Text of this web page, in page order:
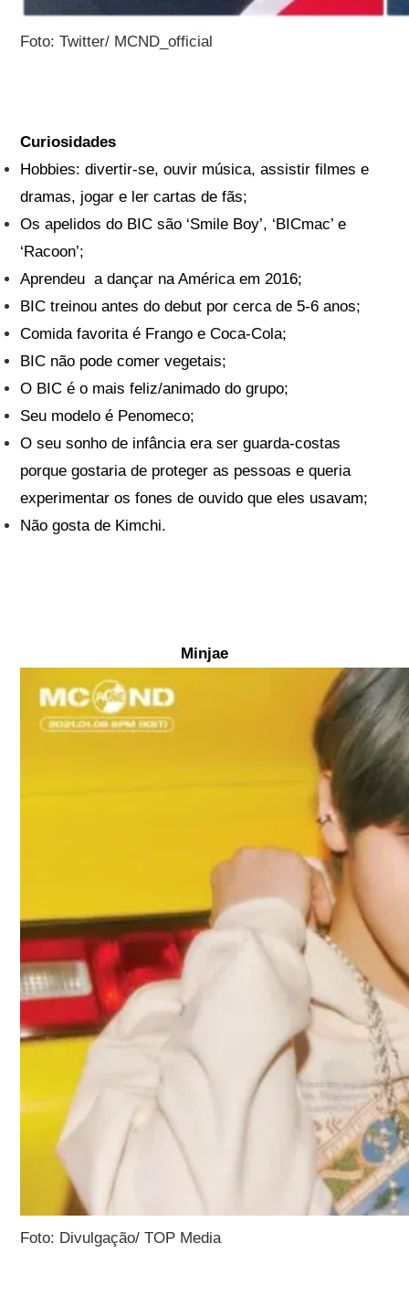
Foto: Twitter/ MCND_official
Curiosidades
Hobbies: divertir-se, ouvir música, assistir filmes e
dramas, jogar e ler cartas de fãs;
Os apelidos do BIC são ‘Smile Boy’, ‘BICmac’ e
‘Racoon’;
Aprendeu a dançar na América em 2016;
BIC treinou antes do debut por cerca de 5-6 anos;
Comida favorita é Frango e Coca-Cola;
BIC não pode comer vegetais;
O BIC é o mais feliz/animado do grupo;
Seu modelo é Penomeco;
O seu sonho de infância era ser guarda-costas
porque gostaria de proteger as pessoas e queria
experimentar os fones de ouvido que eles usavam;
Não gosta de Kimchi.
Minjae
Foto: Divulgação/ TOP Media